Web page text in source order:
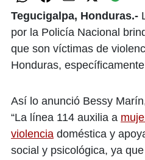
Tegucigalpa, Honduras.-
por la Policía Nacional
que son víctimas de
Honduras,
Así lo anunció Bessy
“La línea 114 auxilia a
violencia doméstica y
social y psicológica, ya